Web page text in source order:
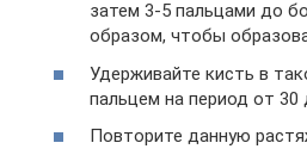
затем 3-5 пальцами до
образом, чтобы
Удерживайте кисть в
пальцем на период от 30
Повторите данную